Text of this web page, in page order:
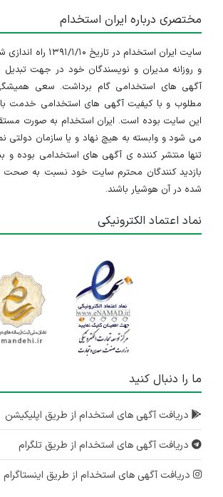
مختصری درباره ایران استخدام
سایت ایران استخدام در
و روزانه مدیران و نویسندگان خود در جهت
آگهی های استخدامی گام برداشت. سعی همیشگی
مطلوب و با کیفیت آگهی های استخدامی خدمت
این سایت بوده است. ایران استخدام به صورت
می شود و وابسته به هیچ نهاد و یا سازمان دولتی
تنها منتشر کننده ی آگهی های استخدامی بوده و
بازدید کنندگان محترم سایت خود نسبت به صحت
شده در آن هوشیار باشند.
نماد اعتماد الکترونیکی
ما را دنبال کنید
دریافت آگهی های استخدام از طریق اپلیکیشن
دریافت آگهی های استخدام از طریق تلگرام
دریافت آگهی های استخدام از طریق اینستاگرام